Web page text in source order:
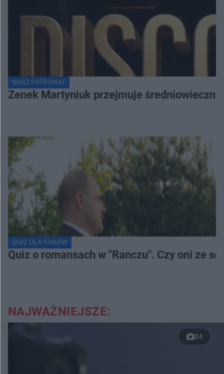
NASZ PATRONAT
Zenek Martyniuk przejmuje
QUIZ DLA FANÓW
Quiz o romansach w "Ranczu". Czy oni ze
NAJWAŻNIEJSZE:
24